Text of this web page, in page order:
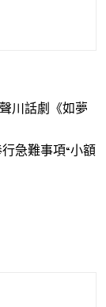
川話劇《如夢
急難事項“小額